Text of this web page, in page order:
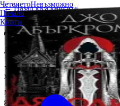
ЧетенетоНевъзможно
Начало
Книги
← Назад към книгите
Дяволите
Джо Абъркромби
★★★★★
художественафентъзитъмноекшън
Мрачно, забавно и брутално
grimdark фентъзито.